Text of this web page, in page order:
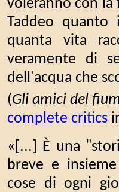
voleranno con la
Taddeo
quanta vita
veramente di
dell'acqua che
(Gli amici del
complete critics
«[...] È una
breve e
cose di ogni